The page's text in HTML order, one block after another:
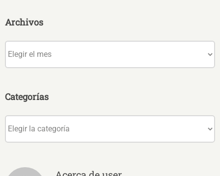
Archivos
Categorías